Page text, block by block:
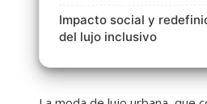
Impacto social y
del lujo inclusivo